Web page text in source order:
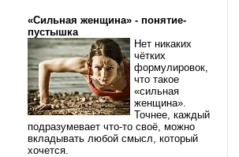
«Сильная женщина» - понятие-
пустышка
Нет никаких
чётких
формулировок,
что такое
«сильная
женщина».
Точнее, каждый
подразумевает что-то своё, можно
вкладывать любой смысл, который
хочется.